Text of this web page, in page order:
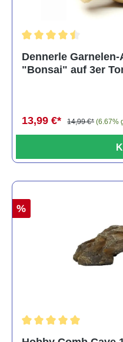
Dennerle
"Bonsai" auf 3er
13,99 €* 14,99 €* (6.67%
%